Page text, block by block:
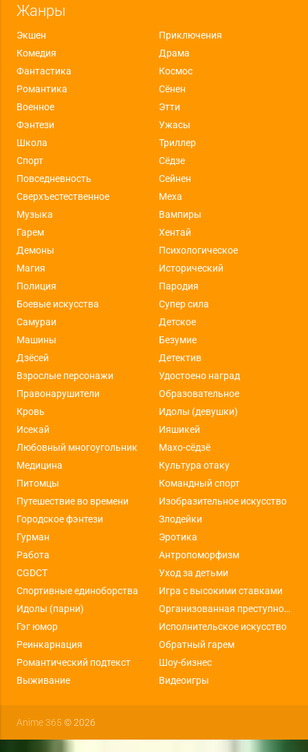
Жанры
Экшен
Приключения
Комедия
Драма
Фантастика
Космос
Романтика
Сёнен
Военное
Этти
Фэнтези
Ужасы
Школа
Триллер
Спорт
Сёдзе
Повседневность
Сейнен
Сверхъестественное
Меха
Музыка
Вампиры
Гарем
Хентай
Демоны
Психологическое
Магия
Исторический
Полиция
Пародия
Боевые искусства
Супер сила
Самураи
Детское
Машины
Безумие
Дзёсей
Детектив
Взрослые персонажи
Удостоено наград
Правонарушители
Образовательное
Кровь
Идолы (девушки)
Исекай
Ияшикей
Любовный многоугольник
Махо-сёдзё
Медицина
Культура отаку
Питомцы
Командный спорт
Путешествие во времени
Изобразительное искусство
Городское фэнтези
Злодейки
Гурман
Эротика
Работа
Антропоморфизм
CGDCT
Уход за детьми
Спортивные единоборства
Игра с высокими ставками
Идолы (парни)
Организованная преступность
Гэг юмор
Исполнительское искусство
Реинкарнация
Обратный гарем
Романтический подтекст
Шоу-бизнес
Выживание
Видеоигры
Anime 365 © 2026